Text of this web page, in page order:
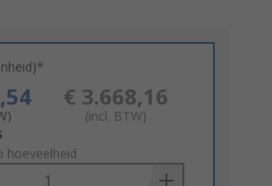
€ 3.668,16
(incl. BTW)
hoeveelheid